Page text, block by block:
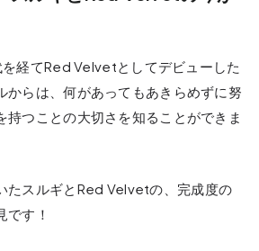
経てRed Velvetとしてデビューした
からは、何があってもあきらめずに努
持つことの大切さを知ることができま
たスルギとRed Velvetの、完成度の
です！